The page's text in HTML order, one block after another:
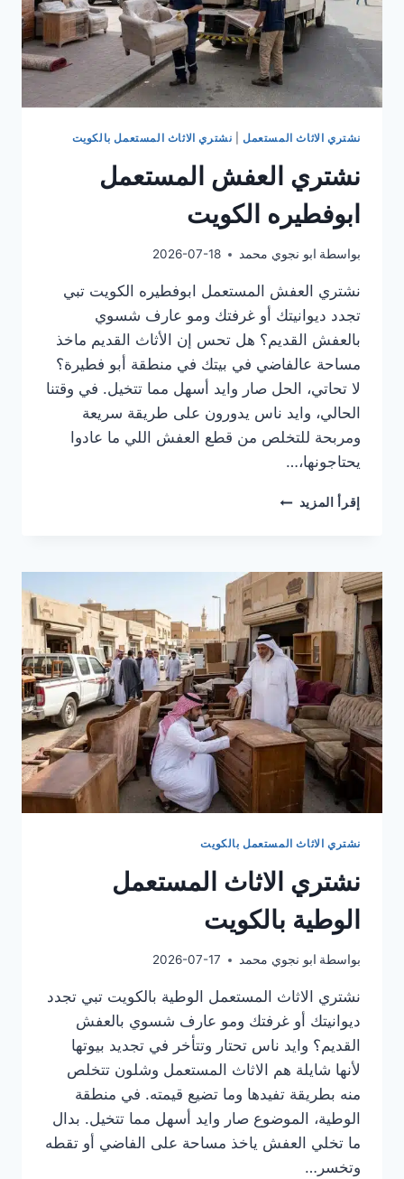
نشتري الاثاث المستعمل نشتري الاثاث المستعمل بالكويت
نشتري العفش المستعمل
ابوفطيره الكويت
بواسطة ابو نجوي محمد 2026-07-18
نشتري العفش المستعمل ابوفطيره الكويت تبي
تجدد ديوانيتك أو غرفتك ومو عارف شسوي
بالعفش القديم؟ هل تحس إن الأثاث القديم ماخذ
مساحة عالفاضي في بيتك في منطقة أبو فطيرة؟
لا تحاتي، الحل صار وايد أسهل مما تتخيل. في وقتنا
الحالي، وايد ناس يدورون على طريقة سريعة
ومربحة للتخلص من قطع العفش اللي ما عادوا
يحتاجونها،…
إقرأ المزيد نشتري
الكويت
نشتري الاثاث المستعمل بالكويت
نشتري الاثاث المستعمل
الوطية بالكويت
بواسطة ابو نجوي محمد 2026-07-17
نشتري الاثاث المستعمل الوطية بالكويت تبي تجدد
ديوانيتك أو غرفتك ومو عارف شسوي بالعفش
القديم؟ وايد ناس تحتار وتتأخر في تجديد بيوتها
لأنها شايلة هم الاثاث المستعمل وشلون تتخلص
منه بطريقة تفيدها وما تضيع قيمته. في منطقة
الوطية، الموضوع صار وايد أسهل مما تتخيل. بدال
ما تخلي العفش ياخذ مساحة على الفاضي أو تقطه
وتخسر…